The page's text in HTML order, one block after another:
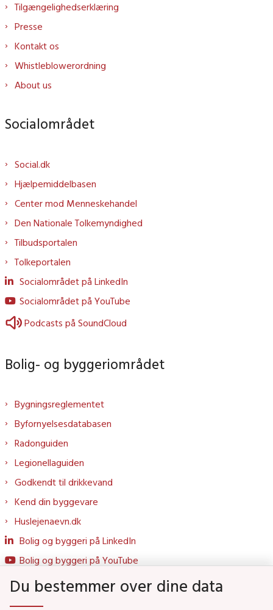
Tilgængelighedserklæring
Presse
Kontakt os
Whistleblowerordning
About us
Socialområdet
Social.dk
Hjælpemiddelbasen
Center mod Menneskehandel
Den Nationale Tolkemyndighed
Tilbudsportalen
Tolkeportalen
Socialområdet på LinkedIn
Socialområdet på YouTube
Podcasts på SoundCloud
Bolig- og byggeriområdet
Bygningsreglementet
Byfornyelsesdatabasen
Radonguiden
Legionellaguiden
Godkendt til drikkevand
Kend din byggevare
Huslejenaevn.dk
Bolig og byggeri på LinkedIn
Bolig og byggeri på YouTube
Du bestemmer over dine data